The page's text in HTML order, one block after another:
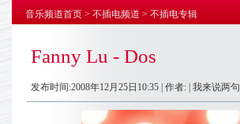
音乐频道首页 > 不插电频道 > 不插电专辑
Fanny Lu - Dos
发布时间:2008年12月25日10:35 | 作者: | 我来说两句